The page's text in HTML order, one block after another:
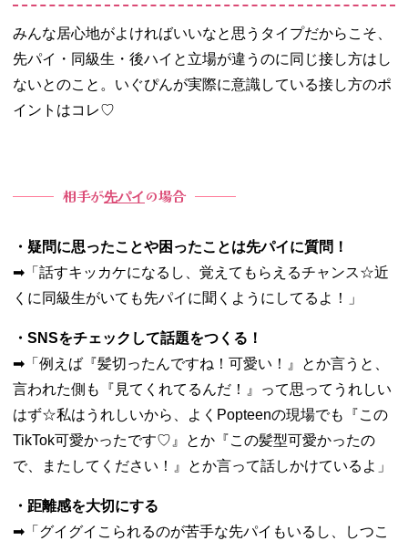
みんな居心地がよければいいなと思うタイプだからこそ、
先パイ・同級生・後ハイと立場が違うのに同じ接し方はし
ないとのこと。いぐぴんが実際に意識している接し方のポ
イントはコレ♡
相手が先パイ の場合
・疑問に思ったことや困ったことは先パイに質問！
➡︎「話すキッカケになるし、覚えてもらえるチャンス☆近
くに同級生がいても先パイに聞くようにしてるよ！」
・SNSをチェックして話題をつくる！
➡︎「例えば『髪切ったんですね！可愛い！』とか言うと、
言われた側も『見てくれてるんだ！』って思ってうれしい
はず☆私はうれしいから、よくPopteenの現場でも『この
TikTok可愛かったです♡』とか『この髪型可愛かったの
で、またしてください！』とか言って話しかけているよ」
・距離感を大切にする
➡︎「グイグイこられるのが苦手な先パイもいるし、しつこ